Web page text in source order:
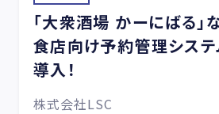
「大衆酒場 かーにばる」
食店向け予約管理システ
導入！
株式会社LSC